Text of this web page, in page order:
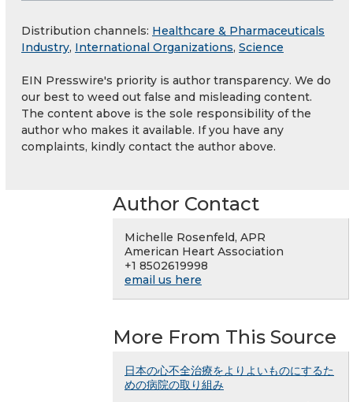
Distribution channels: Healthcare & Pharmaceuticals
Industry, International Organizations, Science
EIN Presswire's priority is author transparency. We do
our best to weed out false and misleading content.
The content above is the sole responsibility of the
author who makes it available. If you have any
complaints, kindly contact the author above.
Author Contact
Michelle Rosenfeld, APR
American Heart Association
+1 8502619998
email us here
More From This Source
日本の心不全治療をよりよいものにするた
めの病院の取り組み